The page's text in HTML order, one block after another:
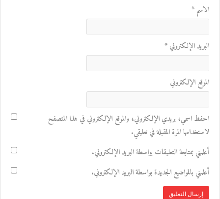
الاسم*
البريد الإلكتروني*
الموقع الإلكتروني
احفظ اسمي، بريدي الإلكتروني، والموقع الإلكتروني في هذا المتصفح
لاستخدامها المرة المقبلة في تعليقي.
أعلمني بمتابعة التعليقات بواسطة البريد الإلكتروني.
أعلمني بالمواضيع الجديدة بواسطة البريد الإلكتروني.